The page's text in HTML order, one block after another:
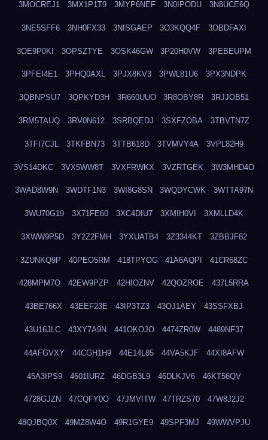
3MOCREJ1 3MX1P1T9 3MYP6NEF 3N0IPODU 3N8UCE6Q
3NE5SFF6 3NH0FX33 3NISGAEP 3O3KQQ4F 3OBDFAXI
3OE9P0KI 3OPSZTYE 3OSK46GW 3P20H0VW 3PEBEUPM
3PFEI4E1 3PHQ0AXL 3PJX8KV3 3PWL81U6 3PX3NDPK
3QBNPSU7 3QPKYD3H 3R660UUO 3R8OBY8R 3RJJOB51
3RM5TAUQ 3RV0N612 3SRBQEDJ 3SXFZOBA 3TBVTN7Z
3TFI7CJL 3TKFBN73 3TTB618D 3TVMVY4A 3VPL82H9
3VS14DKC 3VX5WW8T 3VXFRWKX 3VZRTGEK 3W3MHD4O
3WAD8W9N 3WDTF1N3 3WI8G8SN 3WQDYCWK 3WTTA97N
3WU70G19 3X71FE60 3XC4DIU7 3XMIH0VI 3XMLLD4K
3XWW9P5D 3Y2Z2FMH 3YXUATB4 3Z3344KT 3ZBBJF82
3ZUNKQ9P 40PEO5RM 418TPYOG 41A6AQPI 41CR68ZC
428MPM7O 42EW9PZP 42HIOZNV 42QOZROE 437L5RRA
43BE766X 43EEF23E 43IP3TZ3 43OJ1AEY 43SSFXBJ
43U16JLC 43XY7A9N 441OKOJO 4474ZR0W 4489NF37
44AFGVXY 44CGH1H9 44E14L85 44VA5KJF 44XI8AFW
45A3IPS9 4601IURZ 46DGB3L9 46DLKJV6 46KT56QV
4728GJZN 47CQFY0O 47JMVITW 47TRZS70 47W8J2J2
48QJBQ0X 49MZ8W4O 49R1GYE9 49SPF3MJ 49WWVPJU